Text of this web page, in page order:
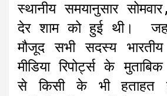
स्थानीय समयानुसार
देर शाम को हुई थी।
मौजूद सभी सदस्य
मीडिया रिपोर्ट्स के
से किसी के भी हताहत